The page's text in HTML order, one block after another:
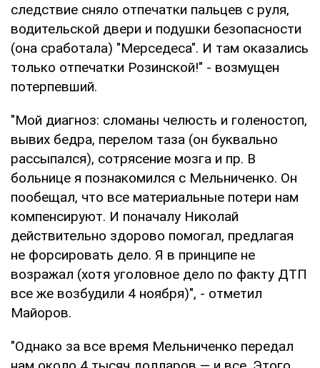
следствие сняло отпечатки пальцев с руля,
водительской двери и подушки безопасности
(она сработала) "Мерседеса". И там оказались
только отпечатки Розинской!" - возмущен
потерпевший.
"Мой диагноз: сломаны челюсть и голеностоп,
вывих бедра, перелом таза (он буквально
рассыпался), сотрясение мозга и пр. В
больнице я познакомился с Мельниченко. Он
пообещал, что все материальные потери нам
компенсируют. И поначалу Николай
действительно здорово помогал, предлагая
не форсировать дело. Я в принципе не
возражал (хотя уголовное дело по факту ДТП
все же возбудили 4 ноября)", - отметил
Майоров.
"Однако за все время Мельниченко передал